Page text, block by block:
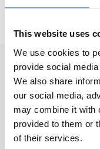
This website uses
We use cookies to
provide social
We also share
our social media,
may combine it with
provided to them or
of their services.
Institutionnel